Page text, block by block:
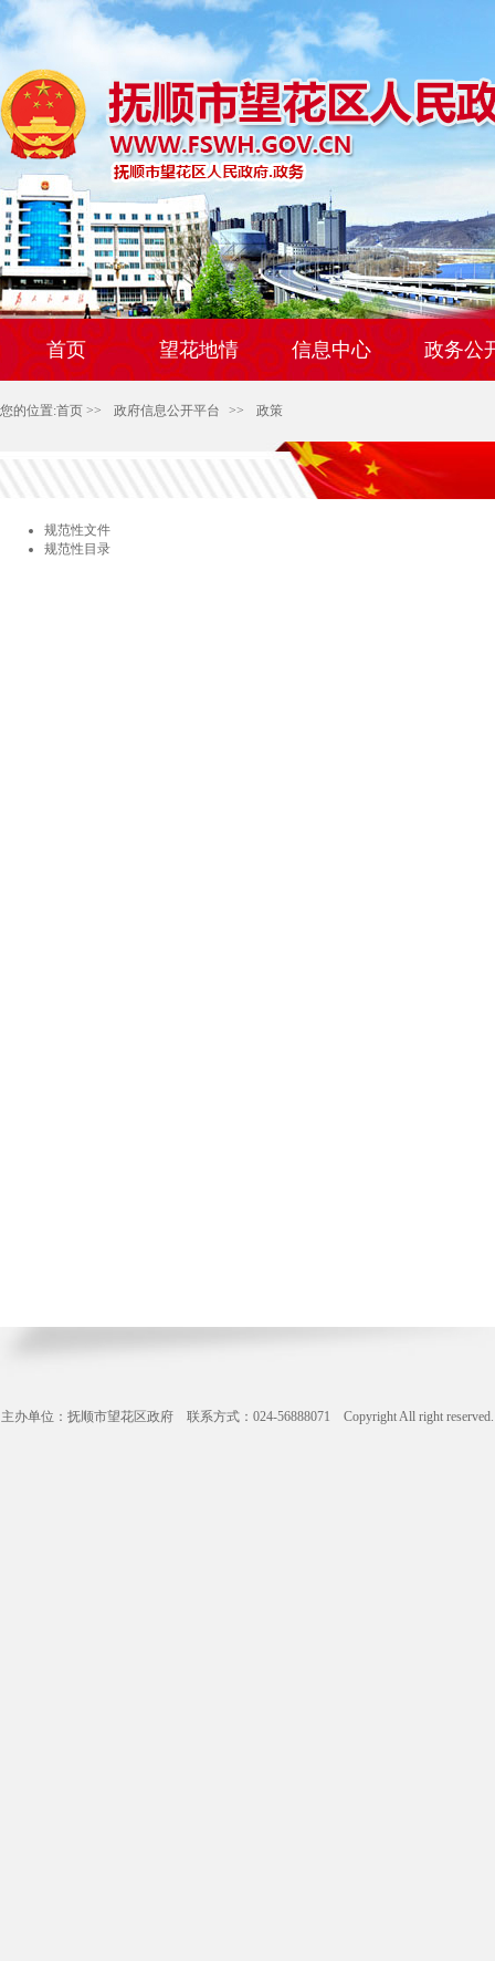
首页 望花地情 信息中心 政务公
您的位置:首页 >> 政府信息公开平台 >> 政策
规范性文件
规范性目录
主办单位：抚顺市望花区政府 联系方式：024-56888071 Copyright All right